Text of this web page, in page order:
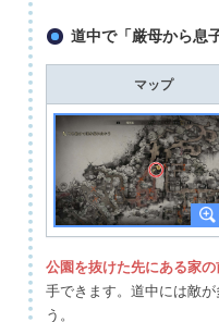
道中で「厳母から息
マップ
公園を抜けた先にある家の
手できます。道中には敵
う。